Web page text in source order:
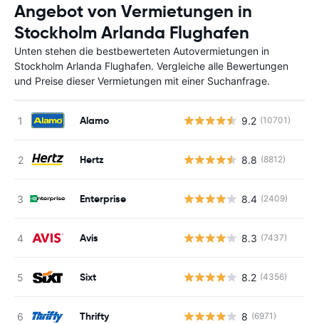
Angebot von Vermietungen in
Stockholm Arlanda Flughafen
Unten stehen die bestbewerteten Autovermietungen in
Stockholm Arlanda Flughafen. Vergleiche alle Bewertungen
und Preise dieser Vermietungen mit einer Suchanfrage.
Alamo 9.2 (10701)
Hertz 8.8 (8812)
Enterprise 8.4 (2409)
Avis 8.3 (7437)
Sixt 8.2 (4356)
Thrifty 8 (6971)